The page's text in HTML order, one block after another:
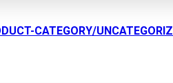
CATEGORY/